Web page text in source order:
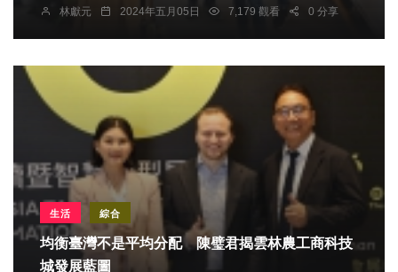
林獻元 2024年五月05日 7,179 觀看 0 分享
生活 綜合
均衡臺灣不是平均分配 陳璧君揭雲林農工商科技
城發展藍圖